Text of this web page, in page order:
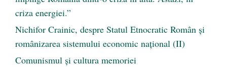
criza energiei.”
Nichifor Crainic, despre Statul Etnocratic Român şi
românizarea sistemului economic naţional (II)
Comunismul şi cultura memoriei